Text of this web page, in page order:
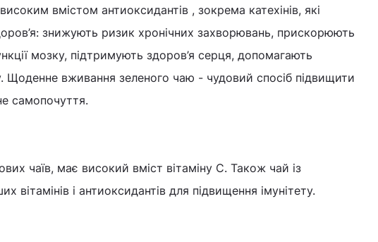
вмістом антиоксидантів , зокрема катехінів, які
знижують ризик хронічних захворювань, прискорюють
мозку, підтримують здоров’я серця, допомагають
Щоденне вживання зеленого чаю - чудовий спосіб підвищити
самопочуття.
чаїв, має високий вміст вітаміну С. Також чай із
вітамінів і антиоксидантів для підвищення імунітету.